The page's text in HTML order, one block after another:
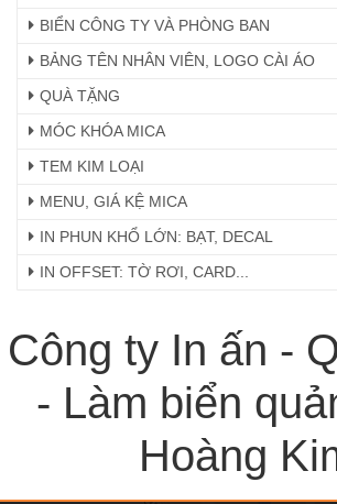
BIỂN CÔNG TY VÀ PHÒNG BAN
BẢNG TÊN NHÂN VIÊN, LOGO CÀI ÁO
QUÀ TẶNG
MÓC KHÓA MICA
TEM KIM LOẠI
MENU, GIÁ KỆ MICA
IN PHUN KHỔ LỚN: BẠT, DECAL
IN OFFSET: TỜ RƠI, CARD...
Công ty In ấn -
- Làm biển
Hoàng